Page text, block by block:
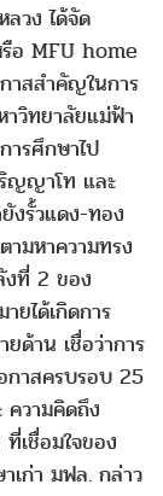
วง ได้จัด
อ MFU home
สสำคัญในการ
วิทยาลัยแม่ฟ้า
ารศึกษาไป
ญญาโท และ
งรั้วแดง-ทอง
มหาความทรง
งที่ 2 ของ
ยได้เกิดการ
ด้าน เชื่อว่าการ
กาสครบรอบ 25
ความคิดถึง
เชื่อมใจของ
เก่า มฟล. กล่าว